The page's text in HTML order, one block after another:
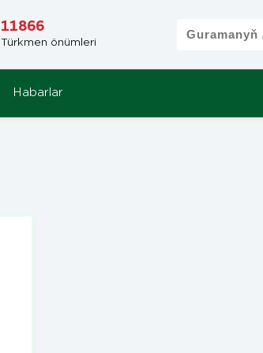
11866
Türkmen önümleri
Habarlar